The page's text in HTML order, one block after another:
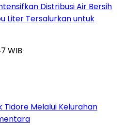
Distribusi Air Bersih
Liter Tersalurkan untuk
WIB
Tidore Melalui Kelurahan